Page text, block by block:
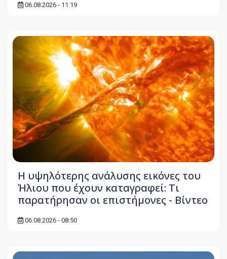
06.08.2026 - 11:19
Η υψηλότερης ανάλυσης εικόνες του
Ήλιου που έχουν καταγραφεί: Τι
παρατήρησαν οι επιστήμονες - Βίντεο
06.08.2026 - 08:50